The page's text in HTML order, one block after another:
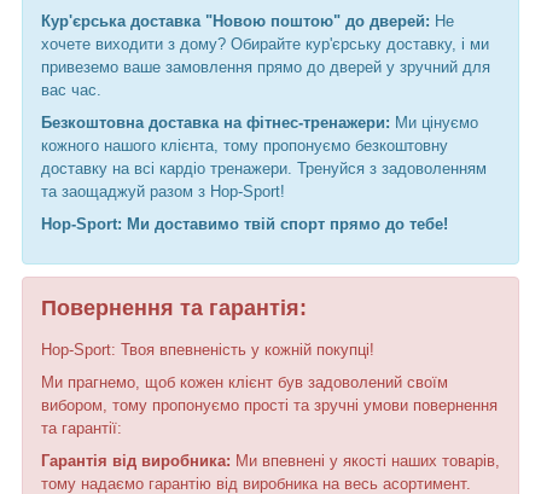
Кур'єрська доставка "Новою поштою" до дверей: Не
хочете виходити з дому? Обирайте кур'єрську доставку, і ми
привеземо ваше замовлення прямо до дверей у зручний для
вас час.
Безкоштовна доставка на фітнес-тренажери: Ми цінуємо
кожного нашого клієнта, тому пропонуємо безкоштовну
доставку на всі кардіо тренажери. Тренуйся з задоволенням
та заощаджуй разом з Hop-Sport!
Hop-Sport: Ми доставимо твій спорт прямо до тебе!
Повернення та гарантія:
Hop-Sport: Твоя впевненість у кожній покупці!
Ми прагнемо, щоб кожен клієнт був задоволений своїм
вибором, тому пропонуємо прості та зручні умови повернення
та гарантії:
Гарантія від виробника: Ми впевнені у якості наших товарів,
тому надаємо гарантію від виробника на весь асортимент.